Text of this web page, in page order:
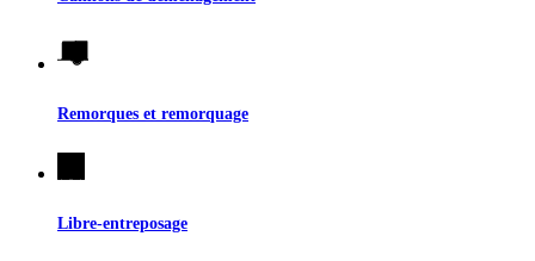
Remorques et remorquage
Libre-entreposage